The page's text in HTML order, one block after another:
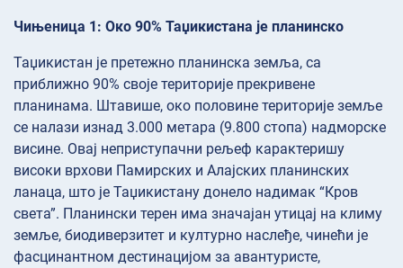
Чињеница 1: Око 90% Таџикистана је планинско
Таџикистан је претежно планинска земља, са
приближно 90% своје територије прекривене
планинама. Штавише, око половине територије земље
се налази изнад 3.000 метара (9.800 стопа) надморске
висине. Овај неприступачни рељеф карактеришу
високи врхови Памирских и Алајских планинских
ланаца, што је Таџикистану донело надимак “Кров
света”. Планински терен има значајан утицај на климу
земље, биодиверзитет и културно наслеђе, чинећи је
фасцинантном дестинацијом за авантуристе,